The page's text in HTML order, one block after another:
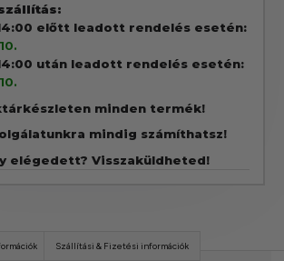
előtt leadott rendelés esetén:
után leadott rendelés esetén:
minden termék!
mindig számíthatsz!
elégedett? Visszaküldheted!
Szállítási & Fizetési információk